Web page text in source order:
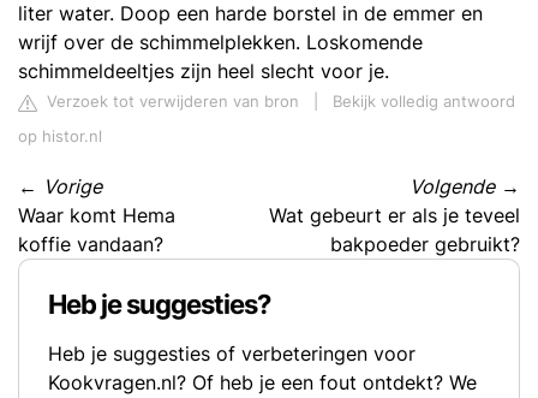
liter water. Doop een harde borstel in de emmer en
wrijf over de schimmelplekken. Loskomende
schimmeldeeltjes zijn heel slecht voor je.
Verzoek tot verwijderen van bron
Bekijk volledig antwoord
op histor.nl
← Vorige
Waar komt Hema
koffie vandaan?
Volgende→
Wat gebeurt er als je teveel
bakpoeder gebruikt?
Heb je suggesties?
Heb je suggesties of verbeteringen voor
Kookvragen.nl? Of heb je een fout ontdekt? We